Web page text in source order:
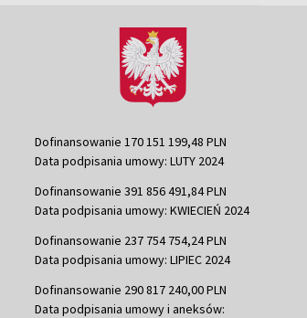
Dofinansowanie 170 151 199,48 PLN
Data podpisania umowy: LUTY 2024
Dofinansowanie 391 856 491,84 PLN
Data podpisania umowy: KWIECIEŃ 2024
Dofinansowanie 237 754 754,24 PLN
Data podpisania umowy: LIPIEC 2024
Dofinansowanie 290 817 240,00 PLN
Data podpisania umowy i aneksów: